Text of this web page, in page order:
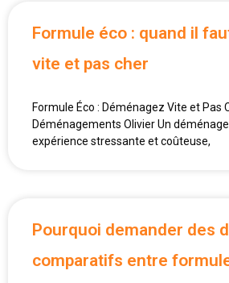
Formule éco : quand il
vite et pas cher
Formule Éco : Déménagez Vite et Pas
Déménagements Olivier Un
expérience stressante et coûteuse,
Pourquoi demander des
comparatifs entre